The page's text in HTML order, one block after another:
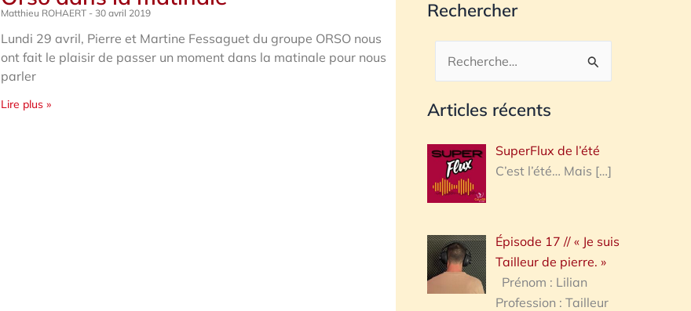
Matthieu ROHAERT 30 avril 2019
Lundi 29 avril, Pierre et Martine Fessaguet du groupe ORSO nous
ont fait le plaisir de passer un moment dans la matinale pour nous
parler
Lire plus »
Rechercher
Rechercher :
Articles récents
SuperFlux de l’été
C’est l’été… Mais […]
Épisode 17 // « Je suis
Tailleur de pierre. »
Prénom : Lilian
Profession : Tailleur